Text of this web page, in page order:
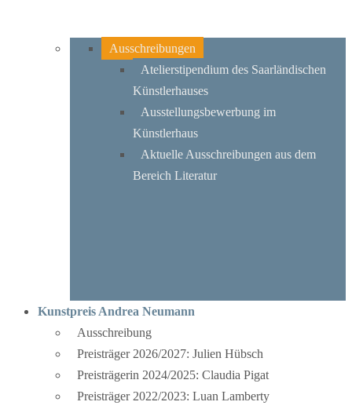
Ausschreibungen
Atelierstipendium des Saarländischen
Künstlerhauses
Ausstellungsbewerbung im
Künstlerhaus
Aktuelle Ausschreibungen aus dem
Bereich Literatur
Kunstpreis Andrea Neumann
Ausschreibung
Preisträger 2026/2027: Julien Hübsch
Preisträgerin 2024/2025: Claudia Pigat
Preisträger 2022/2023: Luan Lamberty